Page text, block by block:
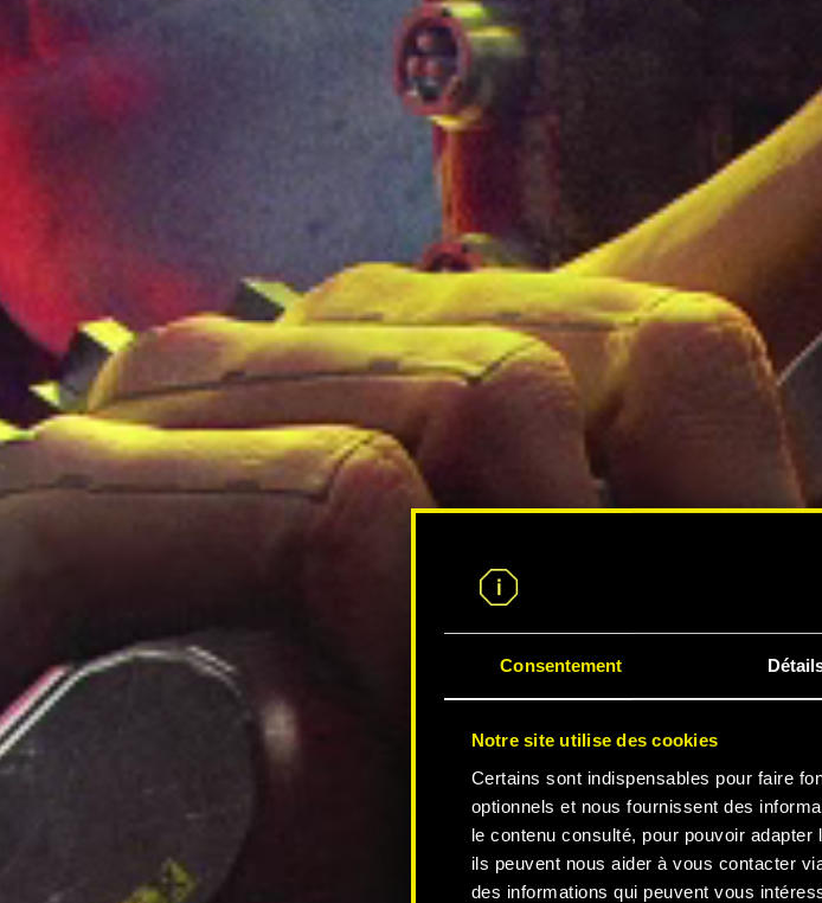
Consentement
Notre site utilise des cookies
Certains sont indispensables pour faire
optionnels et nous fournissent des
le contenu consulté, pour pouvoir
ils peuvent nous aider à vous contacter
des informations qui peuvent vous